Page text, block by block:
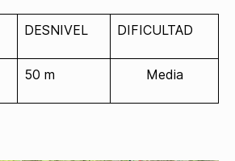
DESNIVEL DIFICULTAD
50 m Media